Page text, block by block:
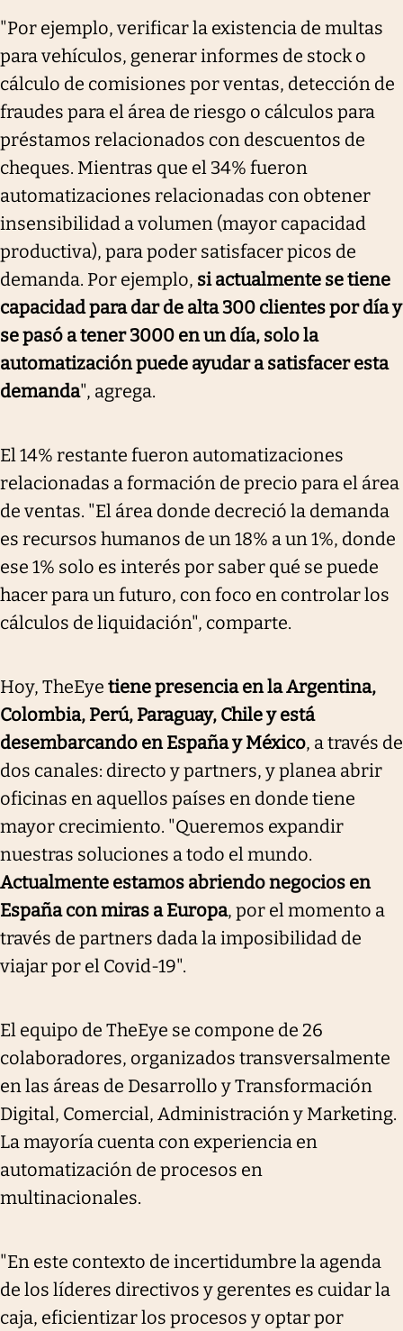
"Por ejemplo, verificar la existencia de multas
para vehículos, generar informes de stock o
cálculo de comisiones por ventas, detección de
fraudes para el área de riesgo o cálculos para
préstamos relacionados con descuentos de
cheques. Mientras que el 34% fueron
automatizaciones relacionadas con obtener
insensibilidad a volumen (mayor capacidad
productiva), para poder satisfacer picos de
demanda. Por ejemplo, si actualmente se tiene
capacidad para dar de alta 300 clientes por día y
se pasó a tener 3000 en un día, solo la
automatización puede ayudar a satisfacer esta
demanda", agrega.
El 14% restante fueron automatizaciones
relacionadas a formación de precio para el área
de ventas. "El área donde decreció la demanda
es recursos humanos de un 18% a un 1%, donde
ese 1% solo es interés por saber qué se puede
hacer para un futuro, con foco en controlar los
cálculos de liquidación", comparte.
Hoy, TheEye tiene presencia en la Argentina,
Colombia, Perú, Paraguay, Chile y está
desembarcando en España y México, a través de
dos canales: directo y partners, y planea abrir
oficinas en aquellos países en donde tiene
mayor crecimiento. "Queremos expandir
nuestras soluciones a todo el mundo.
Actualmente estamos abriendo negocios en
España con miras a Europa, por el momento a
través de partners dada la imposibilidad de
viajar por el Covid-19".
El equipo de TheEye se compone de 26
colaboradores, organizados transversalmente
en las áreas de Desarrollo y Transformación
Digital, Comercial, Administración y Marketing.
La mayoría cuenta con experiencia en
automatización de procesos en
multinacionales.
"En este contexto de incertidumbre la agenda
de los líderes directivos y gerentes es cuidar la
caja, eficientizar los procesos y optar por